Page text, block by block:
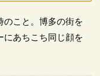
のこと。博多の街を
にあちこち同じ顔を